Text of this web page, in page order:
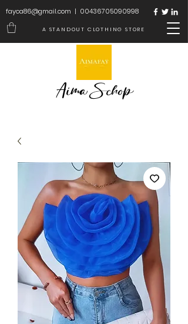
fayca86@gmail.com | 00436705090998
A STANDOUT CLOTHING STORE
Aima Schop